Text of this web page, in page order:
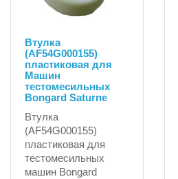
Втулка
(AF54G000155)
пластиковая для
Машин
тестомесильных
Bongard Saturne
Втулка
(AF54G000155)
пластиковая для
тестомесильных
машин Bongard